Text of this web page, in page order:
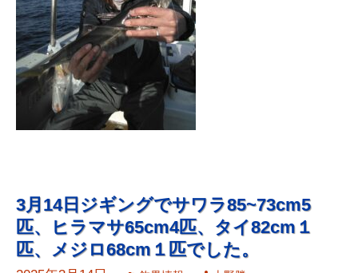
3月14日ジギングでサワラ85~73cm5
匹、ヒラマサ65cm4匹、タイ82cm１
匹、メジロ68cm１匹でした。